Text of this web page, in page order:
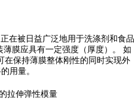
在被日益广泛地用于洗涤剂和食品
膜应具有一定强度（厚度）。 如
在保持薄膜整体刚性的同时实现外
用量。
拉伸弹性模量